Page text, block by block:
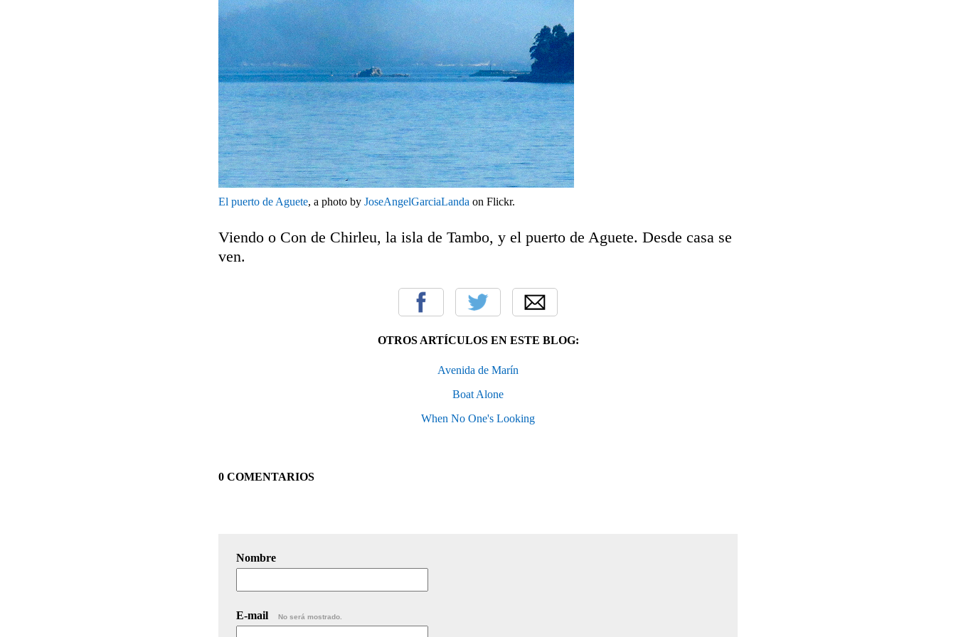
El puerto de Aguete, a photo by JoseAngelGarciaLanda on Flickr.
Viendo o Con de Chirleu, la isla de Tambo, y el puerto de Aguete. Desde casa se
ven.
OTROS ARTÍCULOS EN ESTE BLOG:
Avenida de Marín
Boat Alone
When No One's Looking
0 COMENTARIOS
Nombre
E-mail No será mostrado.